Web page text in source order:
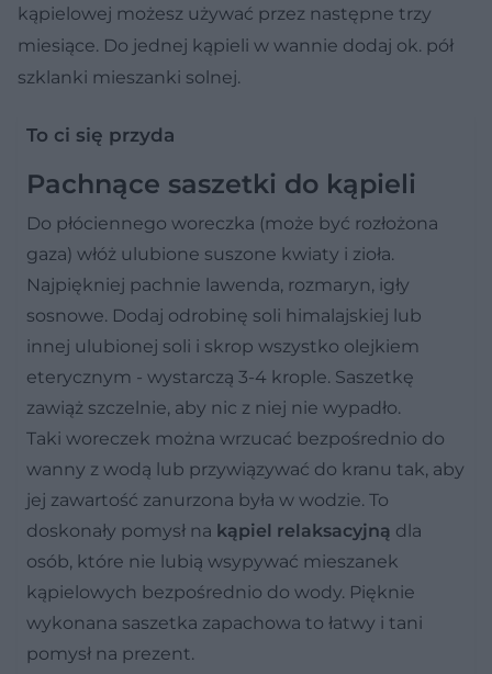
kąpielowej możesz używać przez następne trzy
miesiące. Do jednej kąpieli w wannie dodaj ok. pół
szklanki mieszanki solnej.
To ci się przyda
Pachnące saszetki do kąpieli
Do płóciennego woreczka (może być rozłożona
gaza) włóż ulubione suszone kwiaty i zioła.
Najpiękniej pachnie lawenda, rozmaryn, igły
sosnowe. Dodaj odrobinę soli himalajskiej lub
innej ulubionej soli i skrop wszystko olejkiem
eterycznym - wystarczą 3-4 krople. Saszetkę
zawiąż szczelnie, aby nic z niej nie wypadło.
Taki woreczek można wrzucać bezpośrednio do
wanny z wodą lub przywiązywać do kranu tak, aby
jej zawartość zanurzona była w wodzie. To
doskonały pomysł na kąpiel relaksacyjną dla
osób, które nie lubią wsypywać mieszanek
kąpielowych bezpośrednio do wody. Pięknie
wykonana saszetka zapachowa to łatwy i tani
pomysł na prezent.